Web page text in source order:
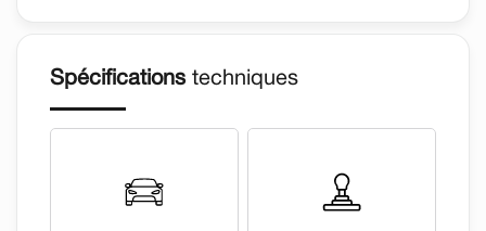
Spécificationstechniques